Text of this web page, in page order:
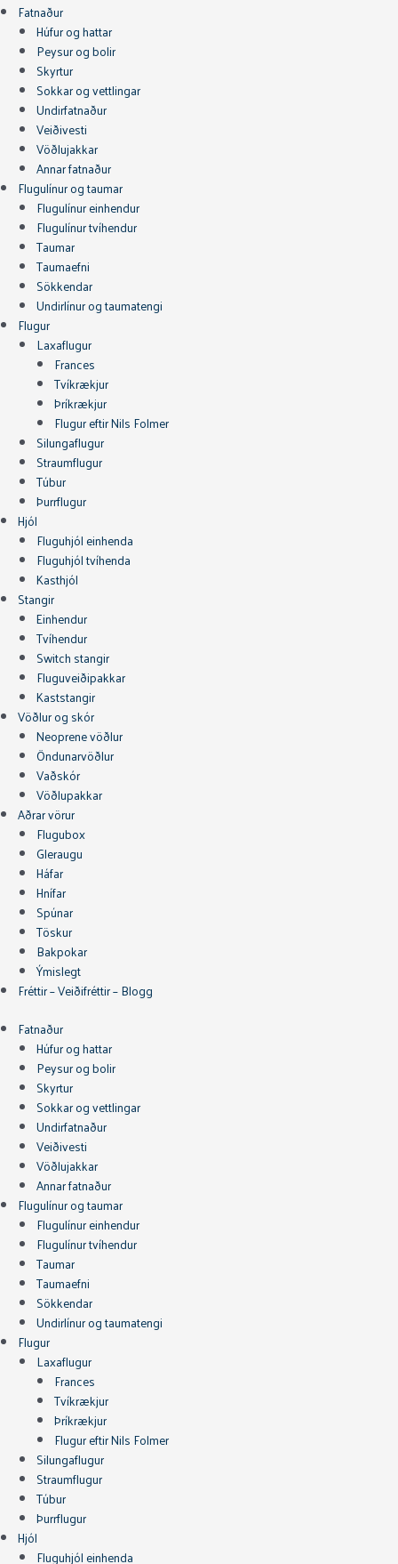
Fatnaður
Húfur og hattar
Peysur og bolir
Skyrtur
Sokkar og vettlingar
Undirfatnaður
Veiðivesti
Vöðlujakkar
Annar fatnaður
Flugulínur og taumar
Flugulínur einhendur
Flugulínur tvíhendur
Taumar
Taumaefni
Sökkendar
Undirlínur og taumatengi
Flugur
Laxaflugur
Frances
Tvíkrækjur
Þríkrækjur
Flugur eftir Nils Folmer
Silungaflugur
Straumflugur
Túbur
Þurrflugur
Hjól
Fluguhjól einhenda
Fluguhjól tvíhenda
Kasthjól
Stangir
Einhendur
Tvíhendur
Switch stangir
Fluguveiðipakkar
Kaststangir
Vöðlur og skór
Neoprene vöðlur
Öndunarvöðlur
Vaðskór
Vöðlupakkar
Aðrar vörur
Flugubox
Gleraugu
Háfar
Hnífar
Spúnar
Töskur
Bakpokar
Ýmislegt
Fréttir – Veiðifréttir – Blogg
Fatnaður
Húfur og hattar
Peysur og bolir
Skyrtur
Sokkar og vettlingar
Undirfatnaður
Veiðivesti
Vöðlujakkar
Annar fatnaður
Flugulínur og taumar
Flugulínur einhendur
Flugulínur tvíhendur
Taumar
Taumaefni
Sökkendar
Undirlínur og taumatengi
Flugur
Laxaflugur
Frances
Tvíkrækjur
Þríkrækjur
Flugur eftir Nils Folmer
Silungaflugur
Straumflugur
Túbur
Þurrflugur
Hjól
Fluguhjól einhenda